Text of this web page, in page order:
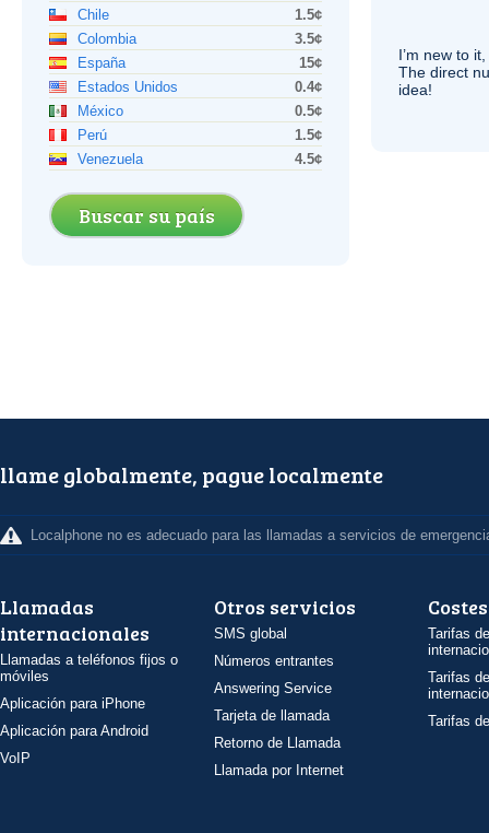
Chile
1.5¢
Colombia
3.5¢
España
15¢
Estados Unidos
0.4¢
México
0.5¢
Perú
1.5¢
Venezuela
4.5¢
Buscar su país
I’m new to
The direct
idea!
llame globalmente, pague localmente
Localphone no es adecuado para las llamadas a servicios de
Llamadas
internacionales
Llamadas a teléfonos fijos o
móviles
Aplicación para iPhone
Aplicación para Android
VoIP
Otros servicios
SMS global
Números entrantes
Answering Service
Tarjeta de llamada
Retorno de Llamada
Llamada por Internet
Costes
Tarifas
Tarifas
Tarifas